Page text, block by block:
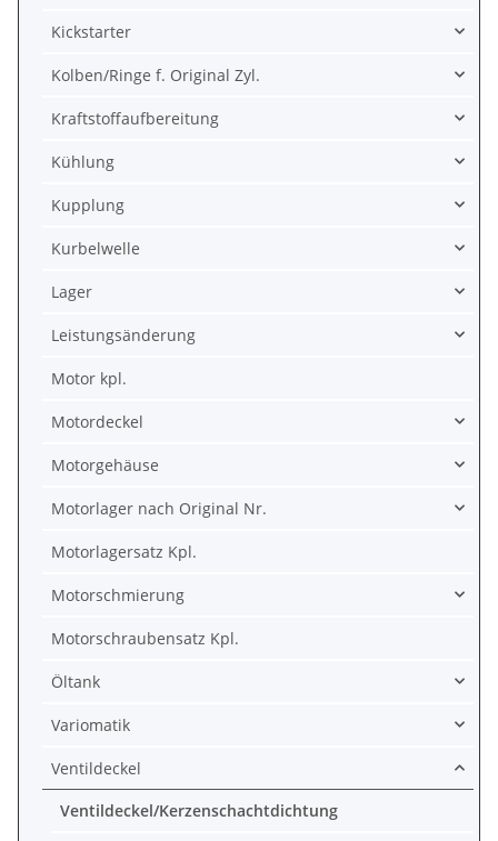
Kickstarter
Kolben/Ringe f. Original Zyl.
Kraftstoffaufbereitung
Kühlung
Kupplung
Kurbelwelle
Lager
Leistungsänderung
Motor kpl.
Motordeckel
Motorgehäuse
Motorlager nach Original Nr.
Motorlagersatz Kpl.
Motorschmierung
Motorschraubensatz Kpl.
Öltank
Variomatik
Ventildeckel
Ventildeckel/Kerzenschachtdichtung